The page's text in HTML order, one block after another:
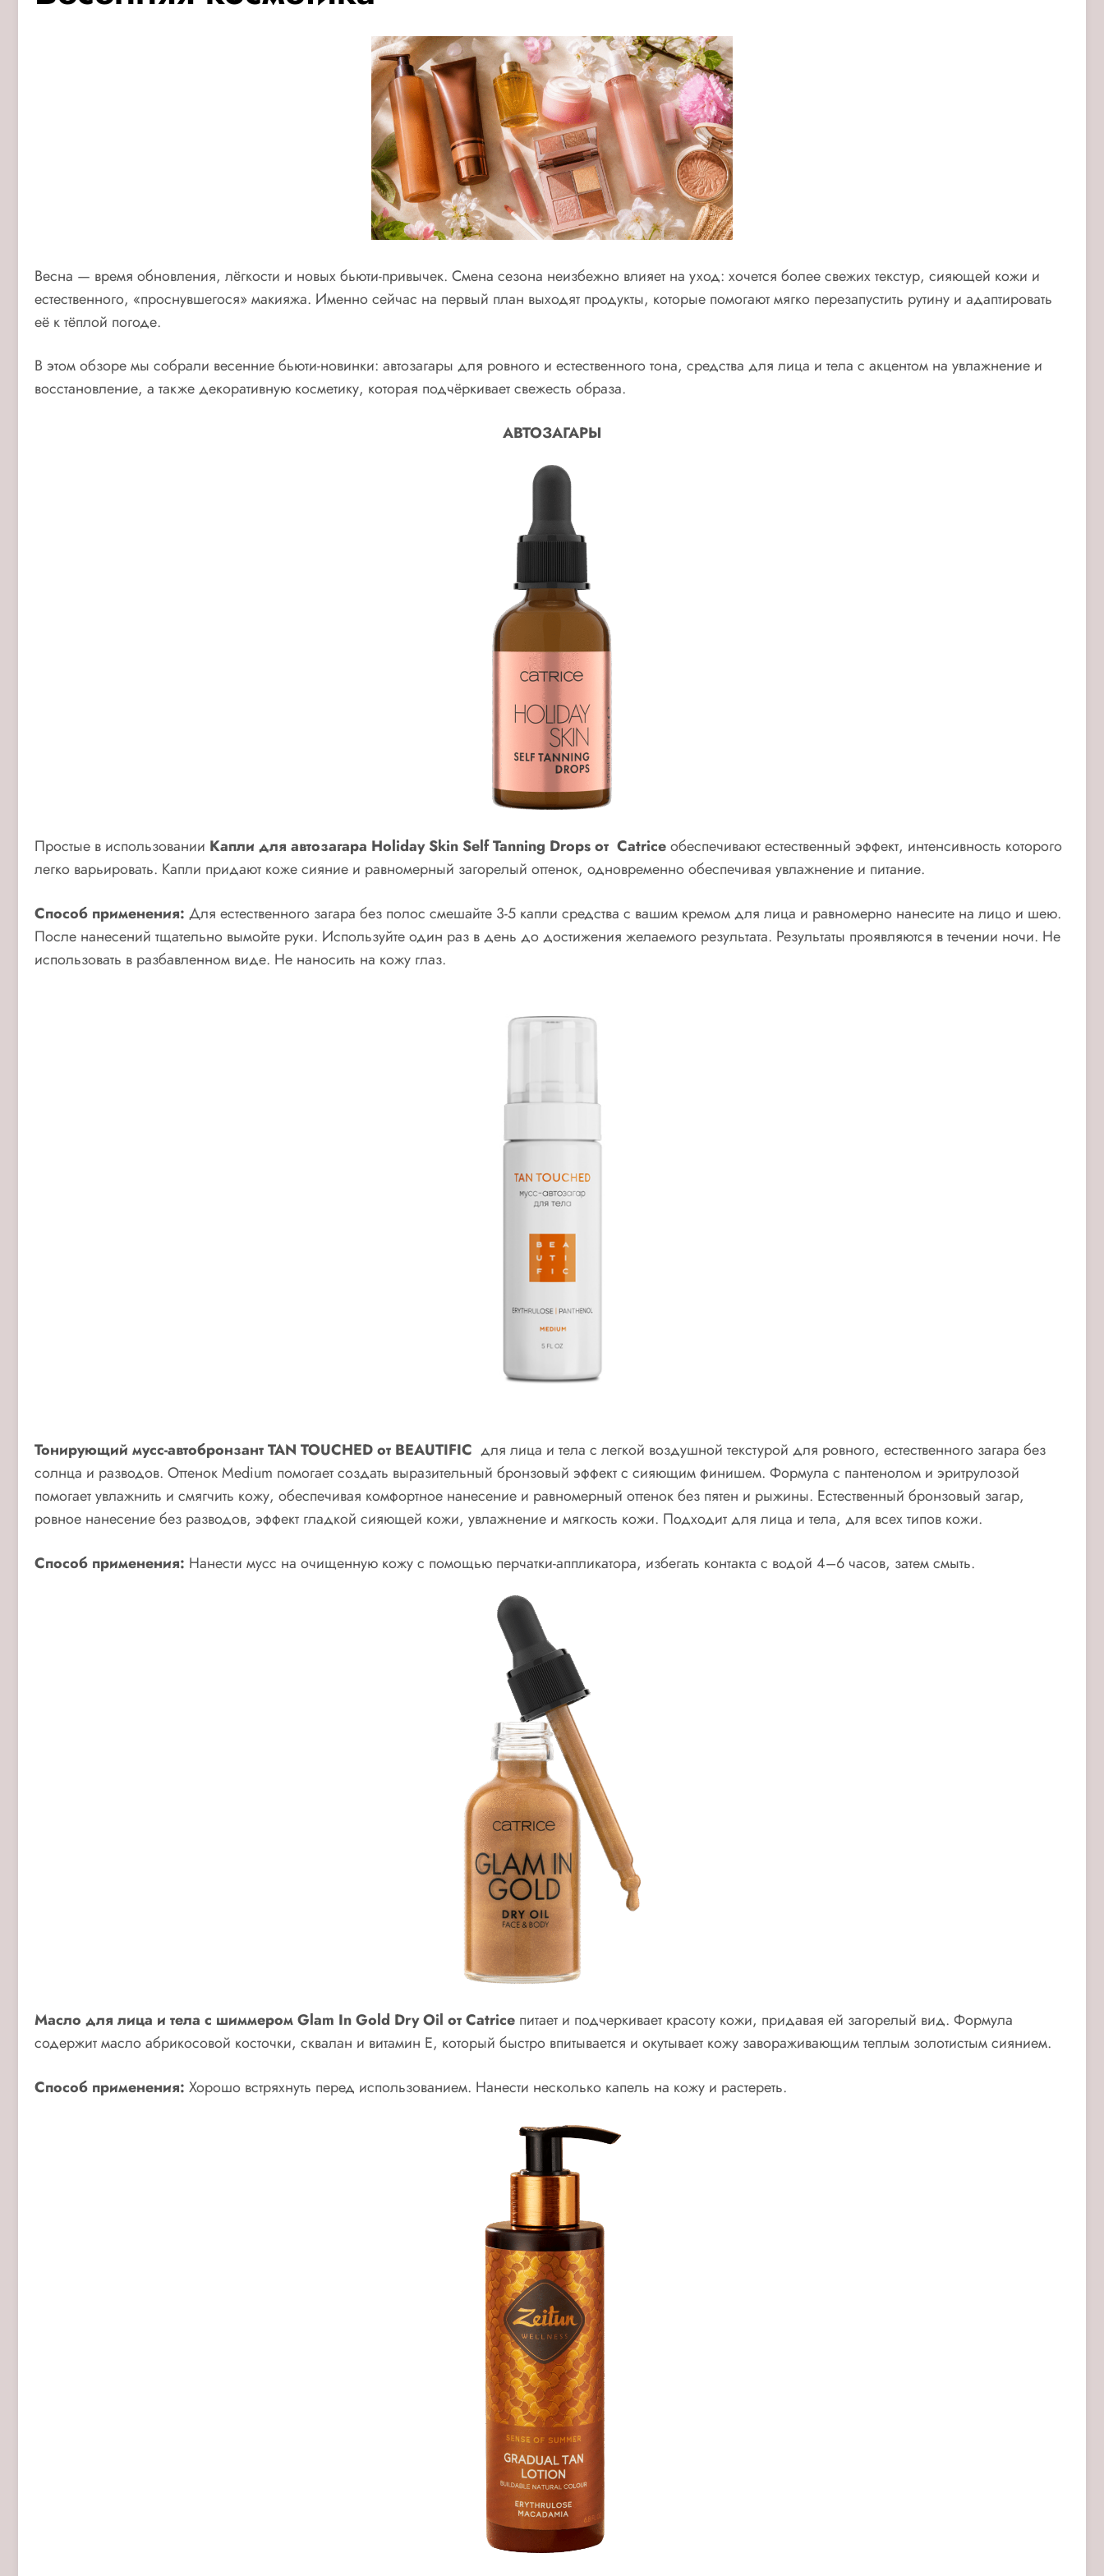
Весна — время обновления, лёгкости и новых бьюти-привычек. Смена сезона неизбежно влияет на уход: хочется более свежих текстур, сияющей кожи и
естественного, «проснувшегося» макияжа. Именно сейчас на первый план выходят продукты, которые помогают мягко перезапустить рутину и адаптировать
её к тёплой погоде.
В этом обзоре мы собрали весенние бьюти-новинки: автозагары для ровного и естественного тона, средства для лица и тела с акцентом на увлажнение и
восстановление, а также декоративную косметику, которая подчёркивает свежесть образа.
АВТОЗАГАРЫ
Простые в использовании Капли для автозагара HolidaySkinSelfTanning Drops от Catriceобеспечивают естественный эффект, интенсивность которого
легко варьировать. Капли придают коже сияние и равномерный загорелый оттенок, одновременно обеспечивая увлажнение и питание.
Способ применения: Для естественного загара без полос смешайте 3-5 капли средства с вашим кремом для лица и равномерно нанесите на лицо и шею.
После нанесений тщательно вымойте руки. Используйте один раз в день до достижения желаемого результата. Результаты проявляются в течении ночи. Не
использовать в разбавленном виде. Не наносить на кожу глаз.
Тонирующий мусс-автобронзант TAN TOUCHED от BEAUTIFIC для лица и тела с легкой воздушной текстурой для ровного, естественного загара без
солнца и разводов. Оттенок Medium помогает создать выразительный бронзовый эффект с сияющим финишем. Формула с пантенолом и эритрулозой
помогает увлажнить и смягчить кожу, обеспечивая комфортное нанесение и равномерный оттенок без пятен и рыжины. Естественный бронзовый загар,
ровное нанесение без разводов, эффект гладкой сияющей кожи, увлажнение и мягкость кожи. Подходит для лица и тела, для всех типов кожи.
Способ применения: Нанести мусс на очищенную кожу с помощью перчатки-аппликатора, избегать контакта с водой 4–6 часов, затем смыть.
Масло для лица и тела с шиммером Glam In Gold Dry Oil от Catrice питает и подчеркивает красоту кожи, придавая ей загорелый вид. Формула
содержит масло абрикосовой косточки, сквалан и витамин Е, который быстро впитывается и окутывает кожу завораживающим теплым золотистым сиянием.
Способ применения: Хорошо встряхнуть перед использованием. Нанести несколько капель на кожу и растереть.